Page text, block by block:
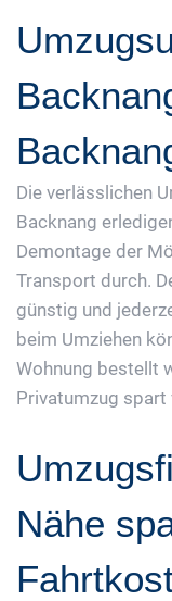
Die verlässlichen
Backnang
Demontage der
Transport durch.
günstig und
beim Umziehen
Wohnung bestellt
Privatumzug spart
Nähe